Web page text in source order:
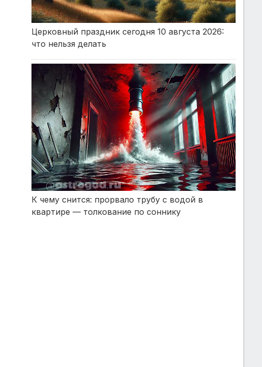
Церковный праздник сегодня 10 августа 2026:
что нельзя делать
К чему снится: прорвало трубу с водой в
квартире — толкование по соннику